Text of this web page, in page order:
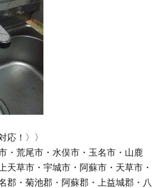
応！〉〉
・荒尾市・水俣市・玉名市・山鹿
天草市・宇城市・阿蘇市・天草市・
郡・菊池郡・阿蘇郡・上益城郡・八